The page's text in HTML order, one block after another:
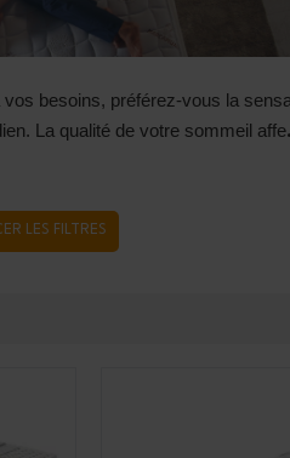
besoins, préférez-vous la
La qualité de votre sommeil affe
LES FILTRES